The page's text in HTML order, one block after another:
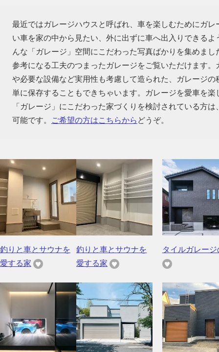
最近ではガレージハウスと呼ばれ、車を楽しむためにガ
い車を家の中から見たい、外に出ずに車へ出入りできる
んな「ガレージ」空間にこだわった写真ばかりを集めま
参考になる工夫のつまったガレージをご覧いただけます
や必要な設備など実用性も考慮して造られた、ガレージ
単に保存することもできちゃいます。ガレージを愛車を
「ガレージ」にこだわった家づくりを検討されている方
可能です。
ご希望の方はこちらから どうぞ。
釣りと車とサウナを
愛する家
釣りと車とサウナを
愛する家
タイルガレージ